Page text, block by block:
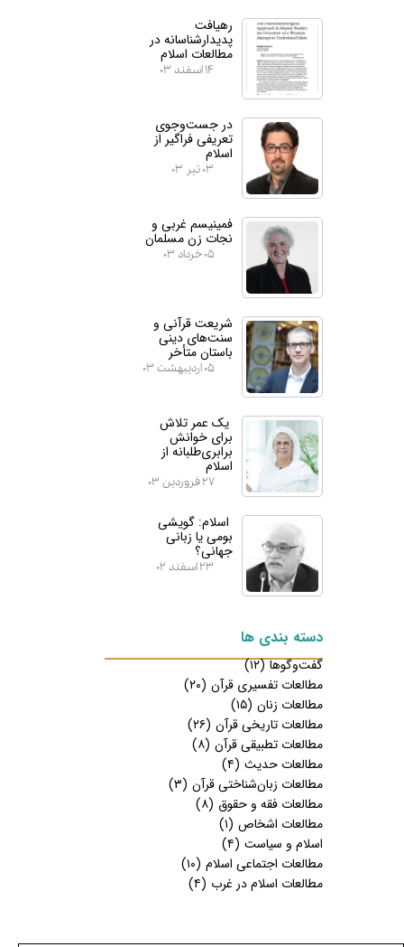
رهیافت
پدیدارشناسانه در
مطالعات اسلام
۱۴ اسفند ۰۳
در جست‌وجوی
تعریفی فراگیر از
اسلام
۰۳ تیر ۰۳
فمینیسم غربی و
نجات زن مسلمان
۰۵ خرداد ۰۳
شریعت قرآنی و
سنت‌های دینی
باستان متأخر
۰۵ اردیبهشت ۰۳
یک عمر تلاش
برای خوانش
برابری‌طلبانه از
اسلام
۲۷ فروردین ۰۳
اسلام: گویشی
بومی یا زبانی
جهانی؟
۲۳ اسفند ۰۲
دسته بندی ها
گفت‌وگوها (۱۲)
مطالعات تفسیری قرآن (۲۰)
مطالعات زنان (۱۵)
مطالعات تاریخی قرآن (۲۶)
مطالعات تطبیقی قرآن (۸)
مطالعات حدیث (۴)
مطالعات زبان‌شناختی قرآن (۳)
مطالعات فقه و حقوق (۸)
مطالعات اشخاص (۱)
اسلام و سیاست (۴)
مطالعات اجتماعی اسلام (۱۰)
مطالعات اسلام در غرب (۴)